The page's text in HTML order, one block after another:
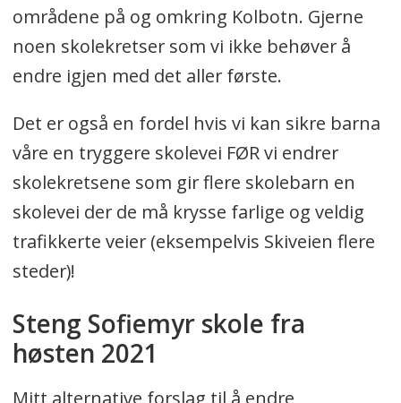
områdene på og omkring Kolbotn. Gjerne
noen skolekretser som vi ikke behøver å
endre igjen med det aller første.
Det er også en fordel hvis vi kan sikre barna
våre en tryggere skolevei FØR vi endrer
skolekretsene som gir flere skolebarn en
skolevei der de må krysse farlige og veldig
trafikkerte veier (eksempelvis Skiveien flere
steder)!
Steng Sofiemyr skole fra
høsten 2021
Mitt alternative forslag til å endre